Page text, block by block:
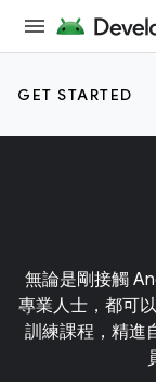
GET STARTED
無論是剛接觸
專業人士，都可
訓練課程，精進